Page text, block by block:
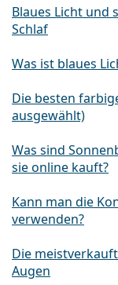
Blaues Licht und
Schlaf
Was ist blaues
Die besten
ausgewählt)
Was sind
sie online kauft?
Kann man die
verwenden?
Die
Augen